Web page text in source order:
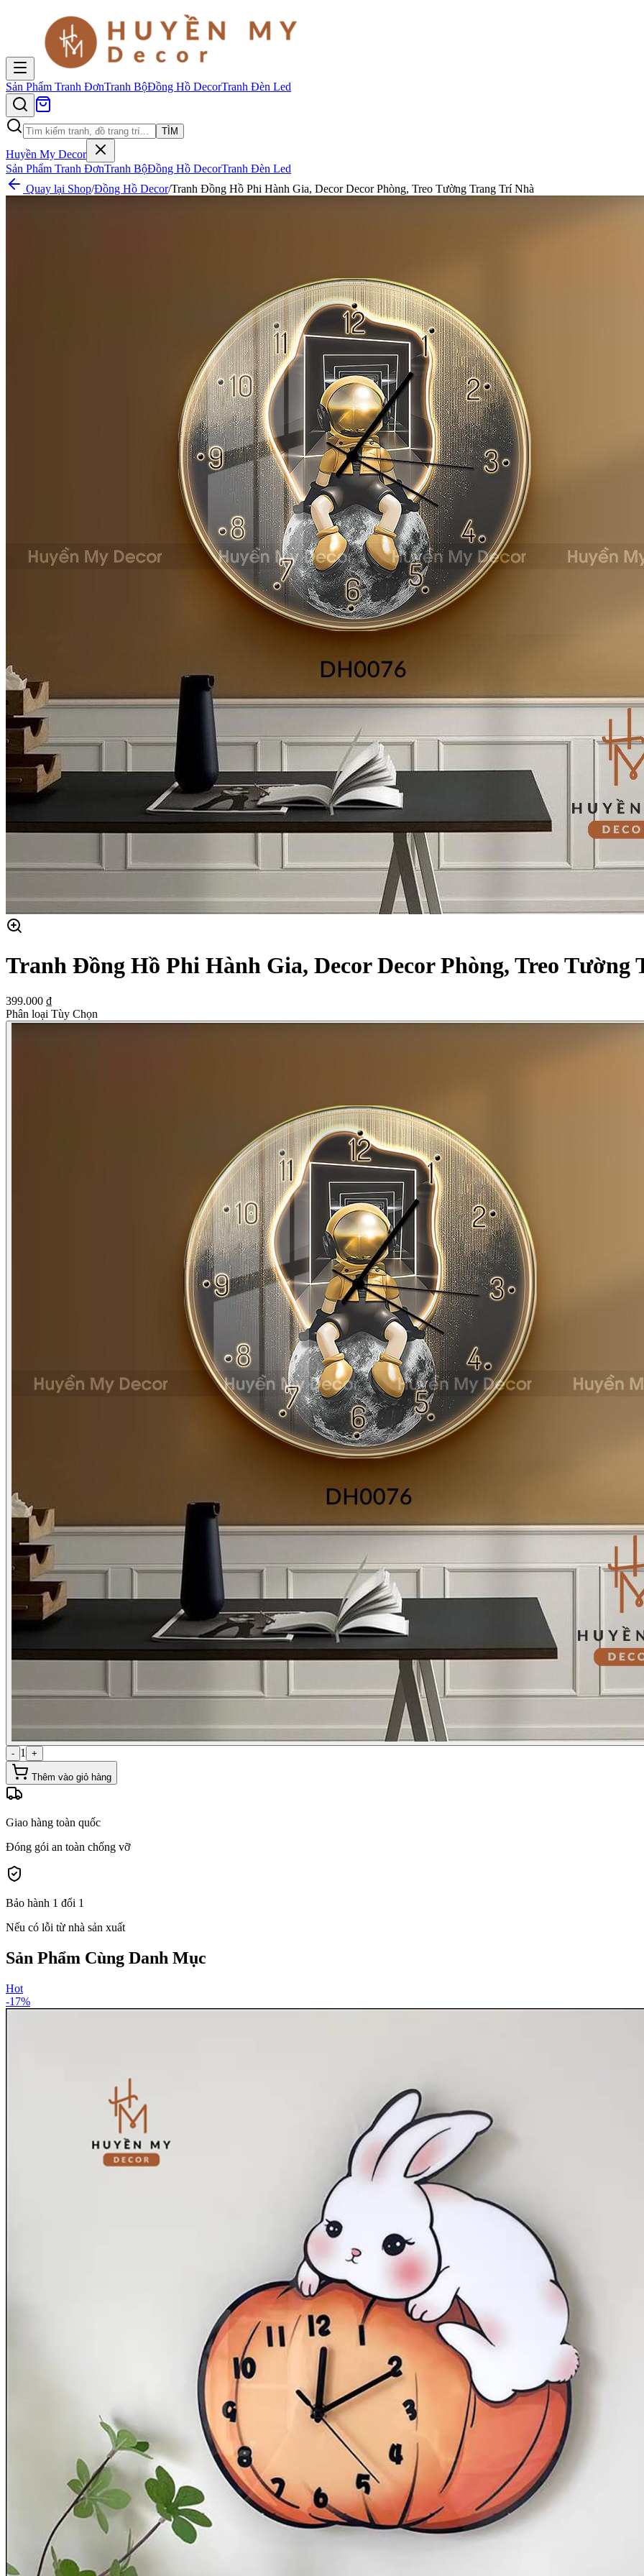
Sản Phẩm Tranh ĐơnTranh BộĐồng Hồ DecorTranh Đèn Led
TÌM
Huyền My Decor
Sản Phẩm Tranh ĐơnTranh BộĐồng Hồ DecorTranh Đèn Led
Quay lại Shop/Đồng Hồ Decor/Tranh Đồng Hồ Phi Hành Gia, Decor Decor Phòng, Treo Tường Trang Trí Nhà
Tranh Đồng Hồ Phi Hành Gia, Decor Decor Phòng, Treo Tường
399.000 ₫
Phân loại Tùy Chọn
- 1 +
Thêm vào giỏ hàng
Giao hàng toàn quốc
Đóng gói an toàn chống vỡ
Bảo hành 1 đổi 1
Nếu có lỗi từ nhà sản xuất
Sản Phẩm Cùng Danh Mục
Hot
-17%